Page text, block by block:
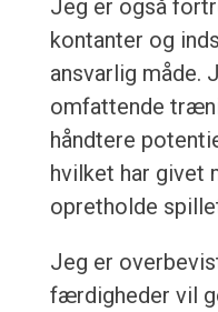
Jeg er også
kontanter og
ansvarlig måde.
omfattende
håndtere
hvilket har givet
opretholde
Jeg er
færdigheder vil